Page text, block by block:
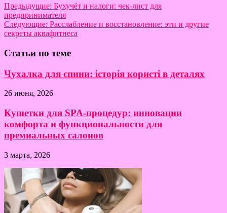
Предыдущие: Бухучёт и налоги: чек-лист для
предпринимателя
Следующие: Расслабление и восстановление: эти и другие
секреты аквафитнеса
Статьи по теме
Чухалка для спини: історія користі в деталях
26 июня, 2026
Кушетки для SPA-процедур: инновации
комфорта и функциональности для
премиальных салонов
3 марта, 2026